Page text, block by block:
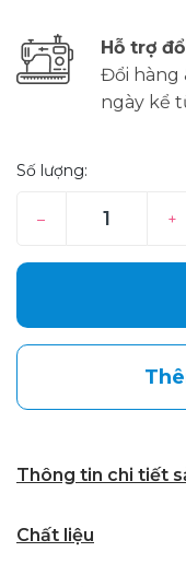
Hỗ trợ
Đổi hàng
ngày kể
Số lượng:
– +
Thông tin chi tiết
Chất liệu